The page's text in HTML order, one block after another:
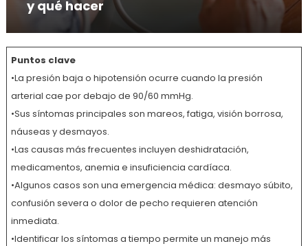
y qué hacer
Puntos clave
•La presión baja o hipotensión ocurre cuando la presión
arterial cae por debajo de 90/60 mmHg.
•Sus síntomas principales son mareos, fatiga, visión borrosa,
náuseas y desmayos.
•Las causas más frecuentes incluyen deshidratación,
medicamentos, anemia e insuficiencia cardíaca.
•Algunos casos son una emergencia médica: desmayo súbito,
confusión severa o dolor de pecho requieren atención
inmediata.
•Identificar los síntomas a tiempo permite un manejo más